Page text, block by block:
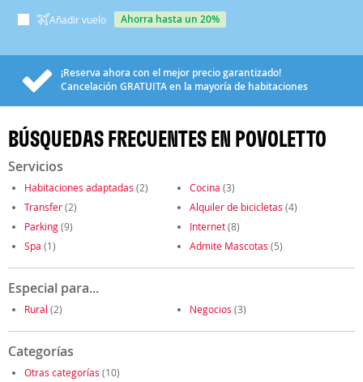
Añadir vuelo ahorra hasta un 20%
¡Reserva ahora con el mejor precio garantizado!
Cancelación GRATUITAen la mayoría de habitaciones
BÚSQUEDAS FRECUENTES EN POVOLETTO
Servicios
Habitaciones adaptadas (2) Cocina (3)
Transfer(2) Alquiler de bicicletas (4)
Parking(9) Internet(8)
Spa (1) Admite Mascotas (5)
Especial para...
Rural (2) Negocios (3)
Categorías
Otras categorías (10)